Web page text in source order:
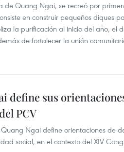
de Quang Ngai, se recreó por
en construir pequeños diques
la purificación al inicio del año, el
de fortalecer la unión
define sus
PCV
Ngai define orientaciones de
social, en el contexto del XIV